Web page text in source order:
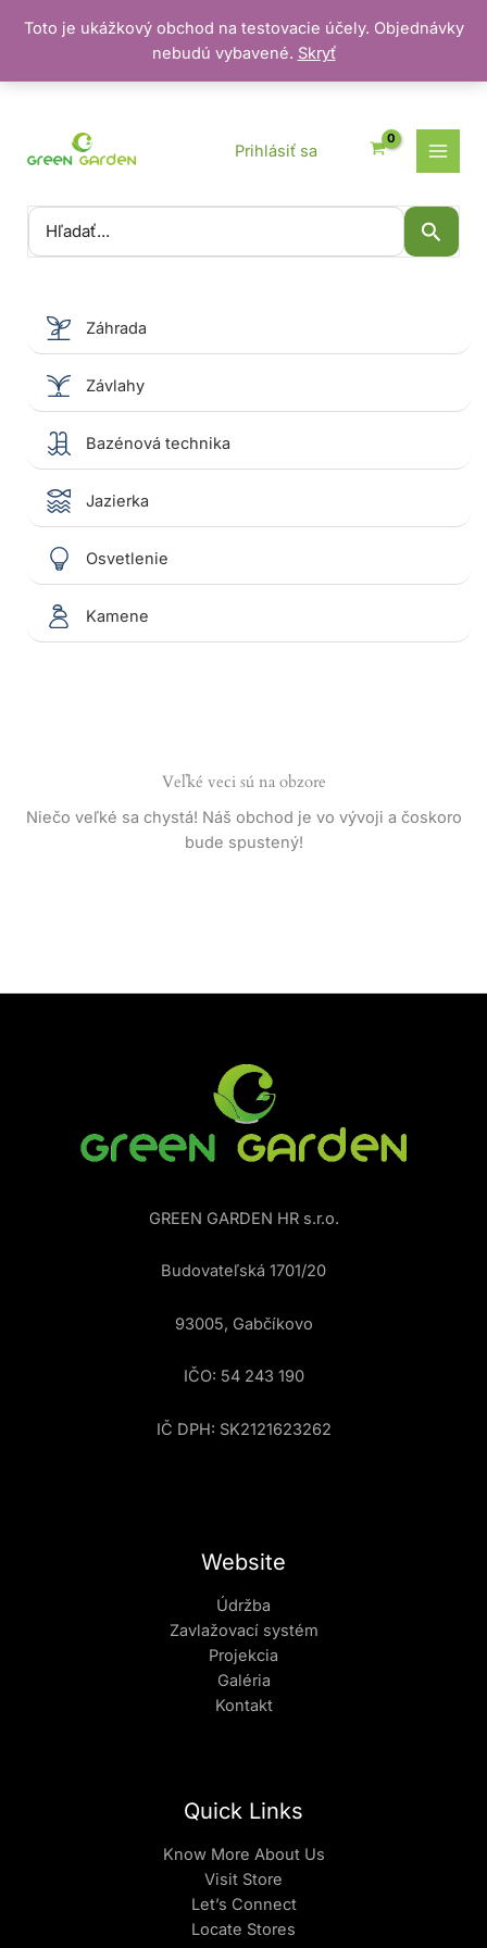
Toto je ukážkový obchod na testovacie účely. Objednávky
nebudú vybavené. Skryť
Vyhľadať:
Prihlásiť sa
Záhrada
Závlahy
Bazénová technika
Jazierka
Osvetlenie
Kamene
Veľké veci sú na obzore
Niečo veľké sa chystá! Náš obchod je vo vývoji a čoskoro
bude spustený!
GREEN GARDEN HR s.r.o.
Budovateľská 1701/20
93005, Gabčíkovo
IČO: 54 243 190
IČ DPH: SK2121623262
Website
Údržba
Zavlažovací systém
Projekcia
Galéria
Kontakt
Quick Links
Know More About Us
Visit Store
Let’s Connect
Locate Stores